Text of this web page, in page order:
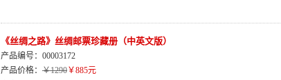
《丝绸之路》丝绸邮票珍藏册（中英文版）
产品编号：00003172
产品价格： ￥1290￥885元